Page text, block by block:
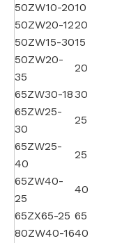
50ZW10-2010
50ZW20-1220
50ZW15-3015
50ZW20-
35
20
65ZW30-1830
65ZW25-
30
25
65ZW25-
40
25
65ZW40-
25
40
65ZX65-25 65
80ZW40-1640